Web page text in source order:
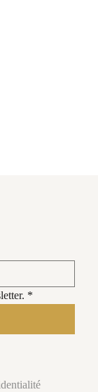
ce vraiment
*